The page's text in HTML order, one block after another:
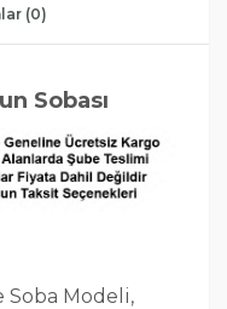
(0)
Sobası
Soba Modeli,